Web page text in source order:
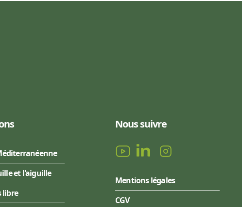
et l'aiguille
libre
Nous suivre
Mentions légales
CGV